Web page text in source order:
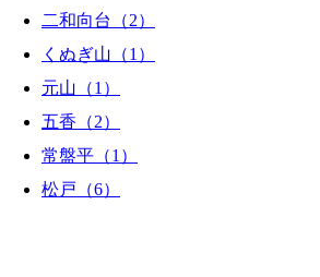
二和向台（2）
くぬぎ山（1）
元山（1）
五香（2）
常盤平（1）
松戸（6）